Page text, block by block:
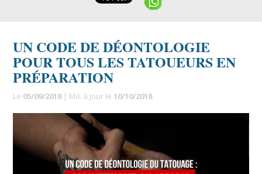
UN CODE DE DÉONTOLOGIE
POUR TOUS LES TATOUEURS EN
PRÉPARATION
Le 05/09/2018| Mis à jour le 10/10/2018